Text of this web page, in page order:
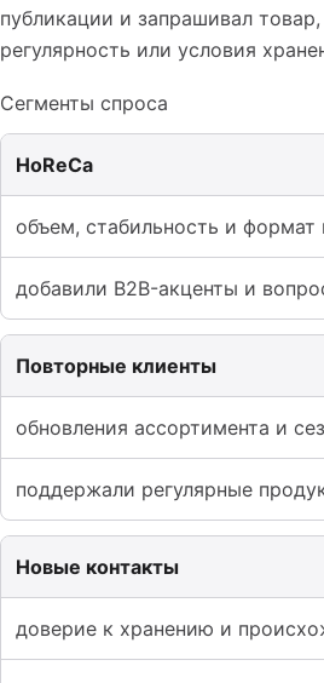
публикации и запрашивал
регулярность или условия
Сегменты спроса
HoReCa
объем, стабильность и формат
добавили B2B-акценты и
Повторные клиенты
обновления ассортимента и
поддержали регулярные
Новые контакты
доверие к хранению и